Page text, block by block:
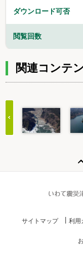
ダウンロード可否
閲覧回数
関連コンテ
20
サイトマップ 利用